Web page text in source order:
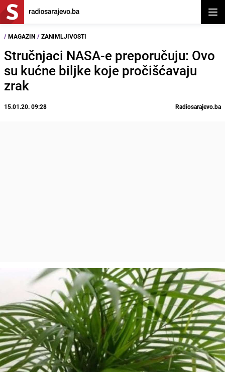
/ MAGAZIN / ZANIMLJIVOSTI
Stručnjaci NASA-e preporučuju: Ovo
su kućne biljke koje pročišćavaju
zrak
15.01.20. 09:28 Radiosarajevo.ba